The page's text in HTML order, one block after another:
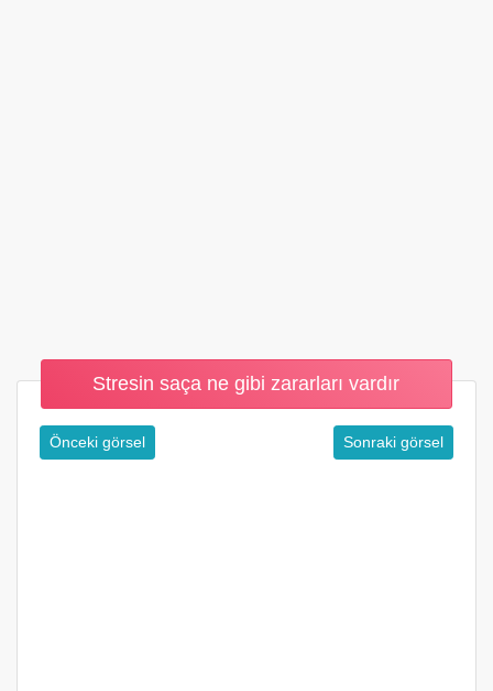
Stresin saça ne gibi zararları vardır
Önceki görsel Sonraki görsel